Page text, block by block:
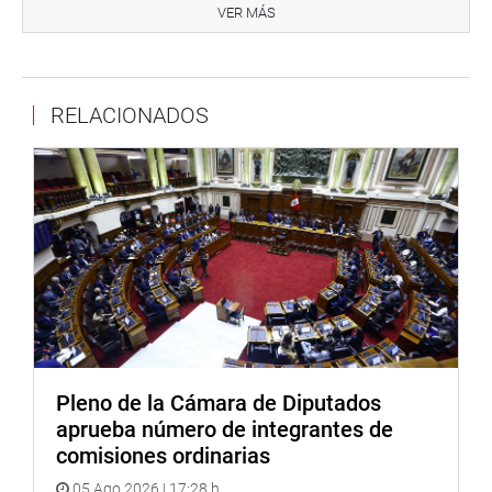
años ningún Gobierno escuchó el malestar de las
mayorías, hecho que la pandemia terminó por visibilizar, y
cambios, y estos ¿significa poner en riesgo el modelo? No,
Agregó que “sí es posible hacer cambios con
responsabilidad”. “Se respetará la propiedad privada y se
pondrá por delante los intereses de la Nación. Queremos
un país más próspero, más justo, y que la riqueza se
distribuya de manera equitativa entre todos los peruanos.
Este es el compromiso que asume nuestro Gobierno. Hoy,
nos urge la recuperación de los empleos de nuestras
familias”.
Pedro Castillo Terrones aseveró que es falso que se
quiera expropiar algo. Lo que se quiere, dijo, es que “la
economía mantenga orden y predictibilidad, pues es la
VER MÁS
RELACIONADOS
Pleno de la Cámara de Diputados
aprueba número de integrantes de
comisiones ordinarias